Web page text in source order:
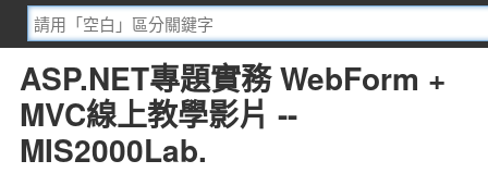
ASP.NET專題實務 WebForm +
MVC線上教學影片 --
MIS2000Lab.